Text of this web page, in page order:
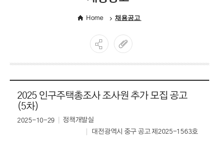
Home 채용공고
2025 인구주택총조사 조사원 추가 모집 공고
(5차)
정책개발실
2025-10-29
대전광역시 중구 공고 제2025-1563호